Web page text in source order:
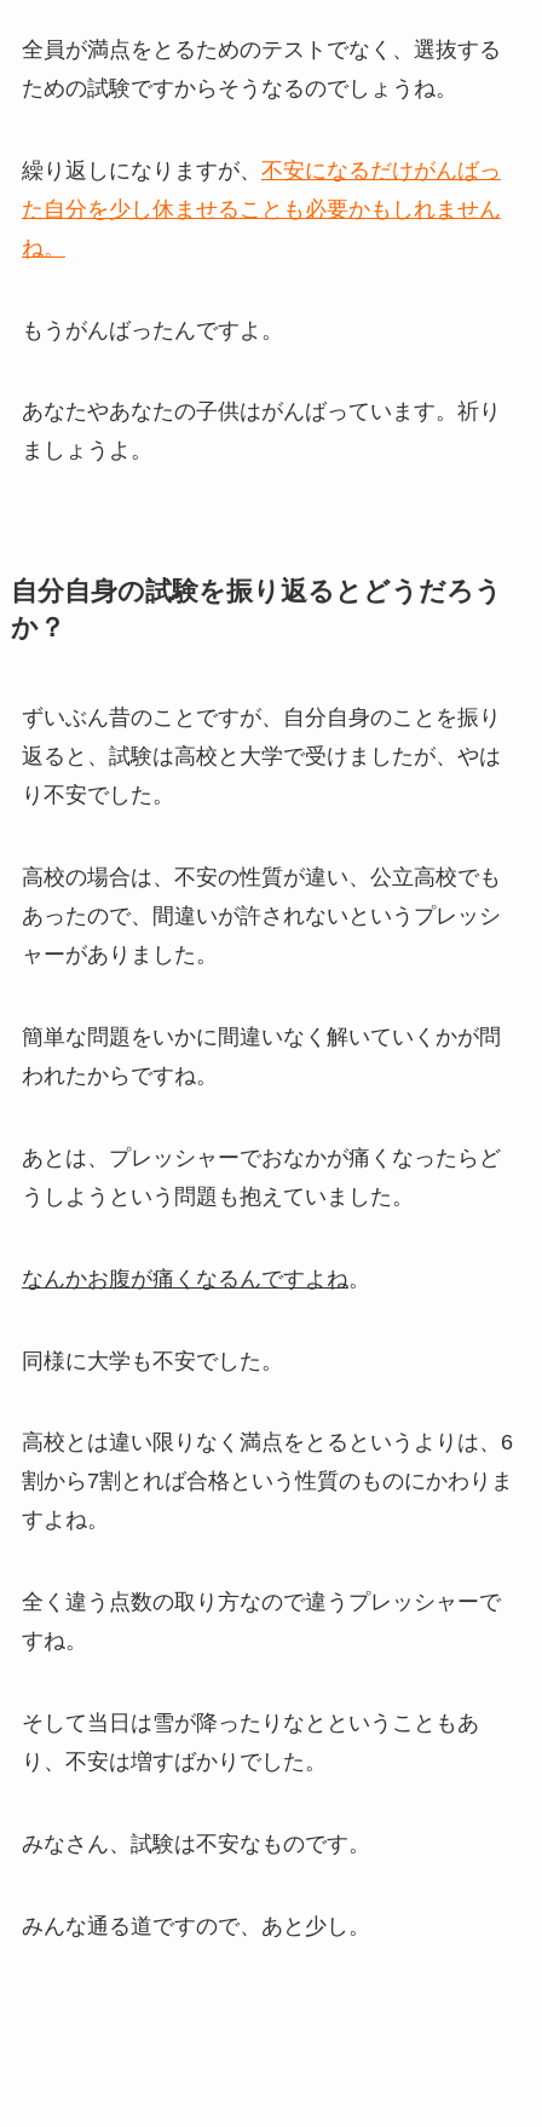
全員が満点をとるためのテストでなく、選抜する
ための試験ですからそうなるのでしょうね。
繰り返しになりますが、 不安になるだけがんばっ
た自分を少し休ませることも必要かもしれません
ね。
もうがんばったんですよ。
あなたやあなたの子供はがんばっています。祈り
ましょうよ。
自分自身の試験を振り返るとどうだろう
か？
ずいぶん昔のことですが、自分自身のことを振り
返ると、試験は高校と大学で受けましたが、 やは
り不安でした。
高校の場合は、不安の性質が違い、公立高校でも
あったので、間違いが許されないというプレッシ
ャーがありました。
簡単な問題をいかに間違いなく解いていくかが問
われたからですね。
あとは、プレッシャーでおなかが痛くなったらど
うしようという問題も抱えていました。
なんかお腹が痛くなるんですよね。
同様に大学も不安でした。
高校とは違い限りなく満点をとるというよりは、6
割から7割とれば合格という性質のものにかわりま
すよね。
全く違う点数の取り方なので違うプレッシャーで
すね。
そして当日は雪が降ったりなとということもあ
り、不安は増すばかりでした。
みなさん、試験は不安なものです。
みんな通る道ですので、あと少し。